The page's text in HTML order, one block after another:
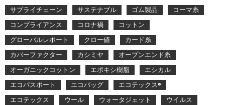
サプライチェーン サステナブル ゴム製品
コーマ糸
コンプライアンス
コロナ禍
コットン
グローバルレポート
クロー値
カード糸
カバーファクター
カシミヤ
オープンエンド糸
オーガニックコットン
エポキシ樹脂
エシカル
エコパスポート
エコバッグ
エコテックス®
エコテックス
ウール ウォータジェット
ウイルス